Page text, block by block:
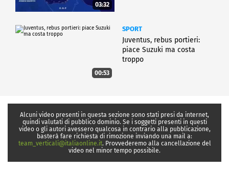
03:32
00:53
SPORT
Juventus, rebus portieri:
piace Suzuki ma costa
troppo
Alcuni video presenti in questa sezione sono stati presi da internet,
quindi valutati di pubblico dominio. Se i soggetti presenti in questi
video o gli autori avessero qualcosa in contrario alla pubblicazione,
basterà fare richiesta di rimozione inviando una mail a:
team_verticali@italiaonline.it. Provvederemo alla cancellazione del
video nel minor tempo possibile.